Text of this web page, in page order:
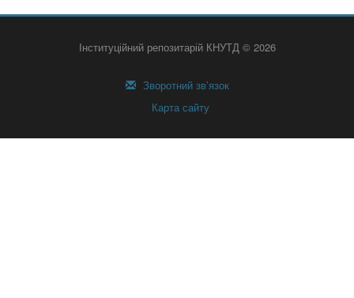
Інституційний репозитарій КНУТД © 2026
Зворотний зв’язок
Карта сайту